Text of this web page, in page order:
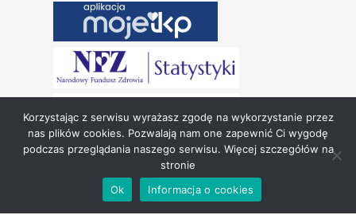
Copyright © Narodowy Fundusz Zdrowia 2024.
Korzystając z serwisu wyrażasz zgodę na wykorzystanie przez
nas plików cookies. Pozwalają nam one zapewnić Ci wygodę
podczas przeglądania naszego serwisu. Więcej szczegółów na
stronie
Ok
Informacja o cookies